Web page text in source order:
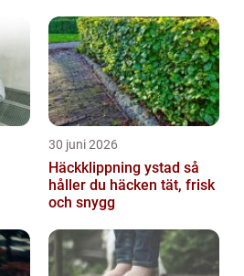
30 juni 2026
Häckklippning ystad så
håller du häcken tät, frisk
och snygg